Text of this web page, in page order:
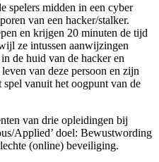
spelers midden in een cyber
van een hacker/stalker.
en krijgen 20 minuten de tijd
ze intussen aanwijzingen
de huid van de hacker en
van deze persoon en zijn
spel vanuit het oogpunt van de
van drie opleidingen bij
Applied’ doel: Bewustwording
(online) beveiliging.